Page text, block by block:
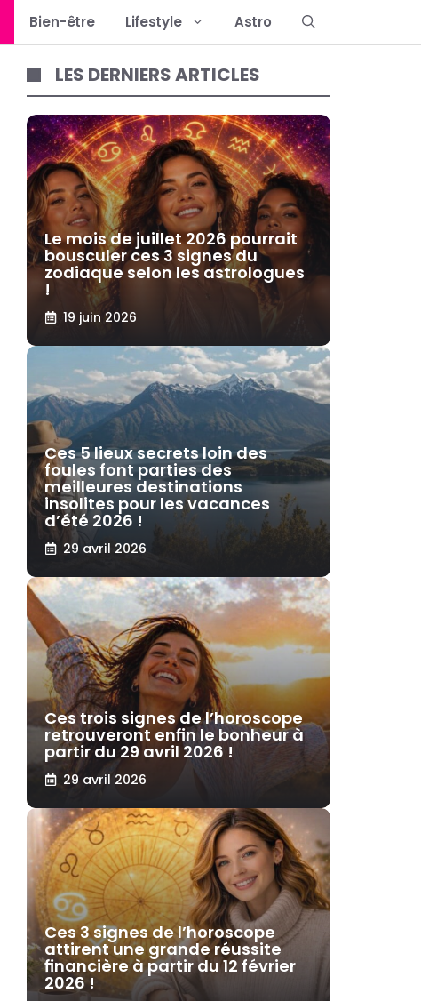
Bien-être Lifestyle Astro
LES DERNIERS ARTICLES
Le mois de juillet 2026 pourrait
bousculer ces 3 signes du
zodiaque selon les astrologues
!
19 juin 2026
Ces 5 lieux secrets loin des
foules font parties des
meilleures destinations
insolites pour les vacances
d’été 2026 !
29 avril 2026
Ces trois signes de l’horoscope
retrouveront enfin le bonheur à
partir du 29 avril 2026 !
29 avril 2026
Ces 3 signes de l’horoscope
attirent une grande réussite
financière à partir du 12 février
2026 !